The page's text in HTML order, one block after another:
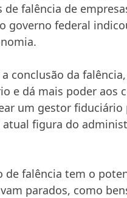
falência de
governo federal
conclusão da
e dá mais poder aos
um gestor fiduciário
figura do
de falência tem o
parados, como